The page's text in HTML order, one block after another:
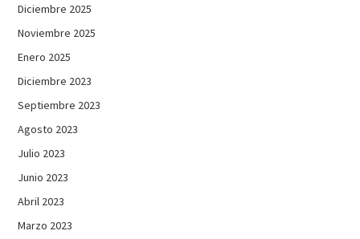
Diciembre 2025
Noviembre 2025
Enero 2025
Diciembre 2023
Septiembre 2023
Agosto 2023
Julio 2023
Junio 2023
Abril 2023
Marzo 2023